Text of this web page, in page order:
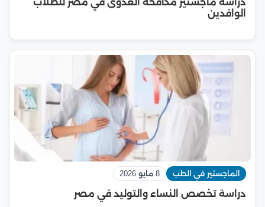
دراسة ماجستير مكافحة العدوى في مصر للطلاب
الوافدين
الماجستير في الطب 8 مايو 2026
دراسة تخصص النساء والتوليد في مصر